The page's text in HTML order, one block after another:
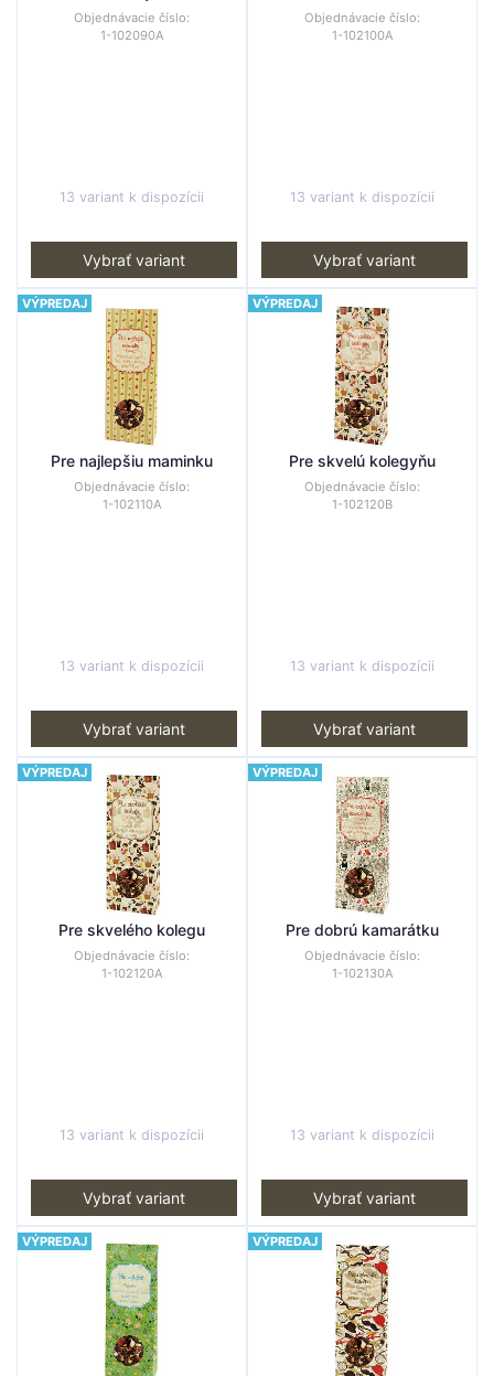
Objednávacie číslo:
1-102090A
13 variant k dispozícii
Vybrať variant
Objednávacie číslo:
1-102100A
13 variant k dispozícii
Vybrať variant
VÝPREDAJ
Pre najlepšiu maminku
Objednávacie číslo:
1-102110A
13 variant k dispozícii
Vybrať variant
VÝPREDAJ
Pre skvelú kolegyňu
Objednávacie číslo:
1-102120B
13 variant k dispozícii
Vybrať variant
VÝPREDAJ
Pre skvelého kolegu
Objednávacie číslo:
1-102120A
13 variant k dispozícii
Vybrať variant
VÝPREDAJ
Pre dobrú kamarátku
Objednávacie číslo:
1-102130A
13 variant k dispozícii
Vybrať variant
VÝPREDAJ VÝPREDAJ